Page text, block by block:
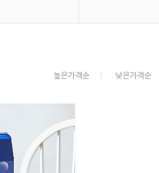
높은가격순 낮은가격순